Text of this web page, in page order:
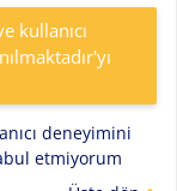
kullanıcı
deneyimini
etmiyorum